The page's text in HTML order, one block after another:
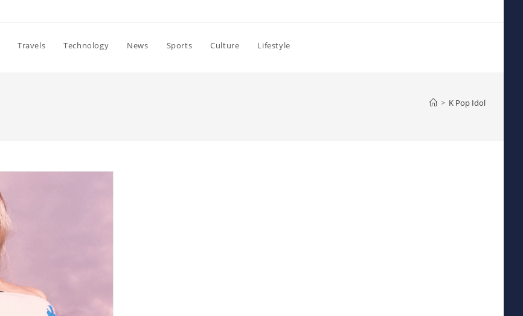
Travels Technology News Sports Culture Lifestyle
> K Pop Idol